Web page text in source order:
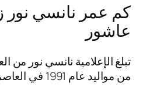
كم عمر نانسي نور
عاشور
من مواليد عام 1991 في العاصمة المصرية القاهرة.